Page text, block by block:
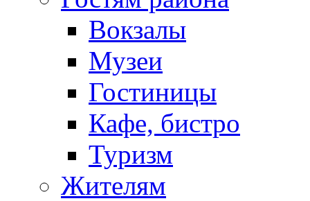
Вокзалы
Музеи
Гостиницы
Кафе, бистро
Туризм
Жителям